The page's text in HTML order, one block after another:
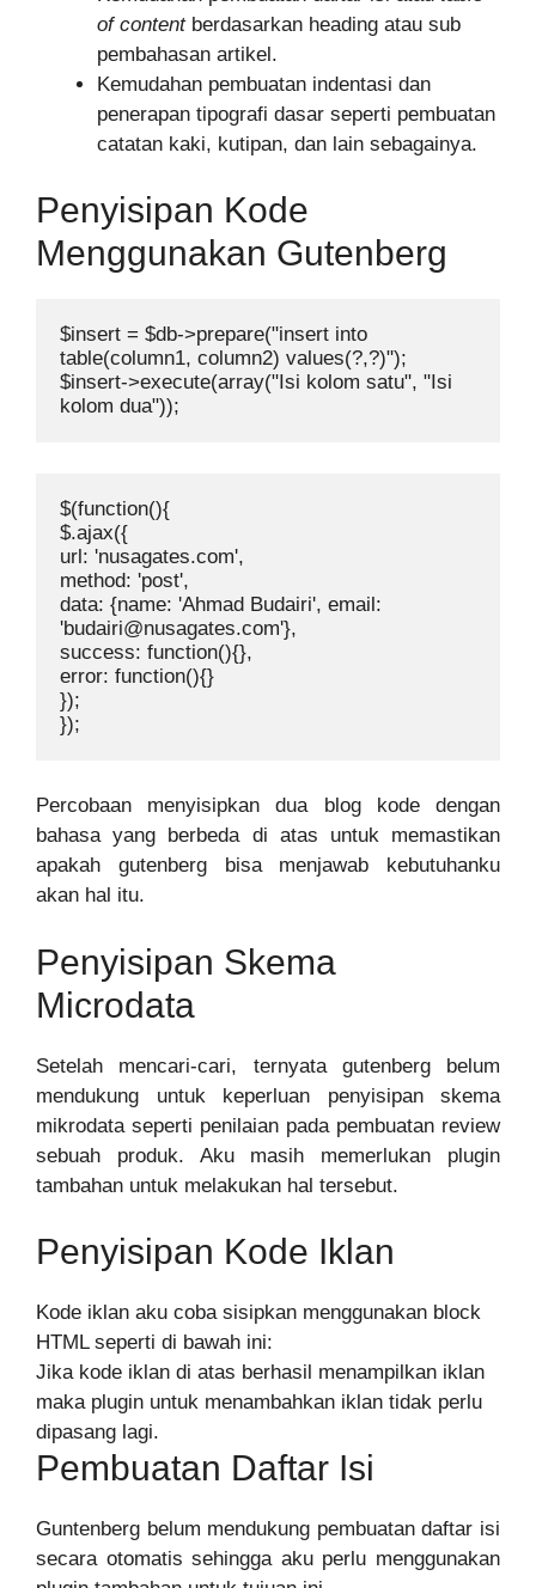
of contentberdasarkan heading atau sub
pembahasan artikel.
Kemudahan pembuatan indentasi dan
penerapan tipografi dasar seperti pembuatan
catatan kaki, kutipan, dan lain sebagainya.
Penyisipan Kode
Menggunakan Gutenberg
$insert = $db->prepare("insert into
table(column1, column2) values(?,?)");
$insert->execute(array("Isi kolom satu", "Isi
kolom dua"));
$(function(){
$.ajax({
url: 'nusagates.com',
method: 'post',
data: {name: 'Ahmad Budairi', email:
'budairi@nusagates.com'},
success: function(){},
error: function(){}
});
});
Percobaan menyisipkan dua blog kode dengan
bahasa yang berbeda di atas untuk memastikan
apakah gutenberg bisa menjawab kebutuhanku
akan hal itu.
Penyisipan Skema
Microdata
Setelah mencari-cari, ternyata gutenberg belum
mendukung untuk keperluan penyisipan skema
mikrodata seperti penilaian pada pembuatan review
sebuah produk. Aku masih memerlukan plugin
tambahan untuk melakukan hal tersebut.
Penyisipan Kode Iklan
Kode iklan aku coba sisipkan menggunakan block
HTML seperti di bawah ini:
Jika kode iklan di atas berhasil menampilkan iklan
maka plugin untuk menambahkan iklan tidak perlu
dipasang lagi.
Pembuatan Daftar Isi
Guntenberg belum mendukung pembuatan daftar isi
secara otomatis sehingga aku perlu menggunakan